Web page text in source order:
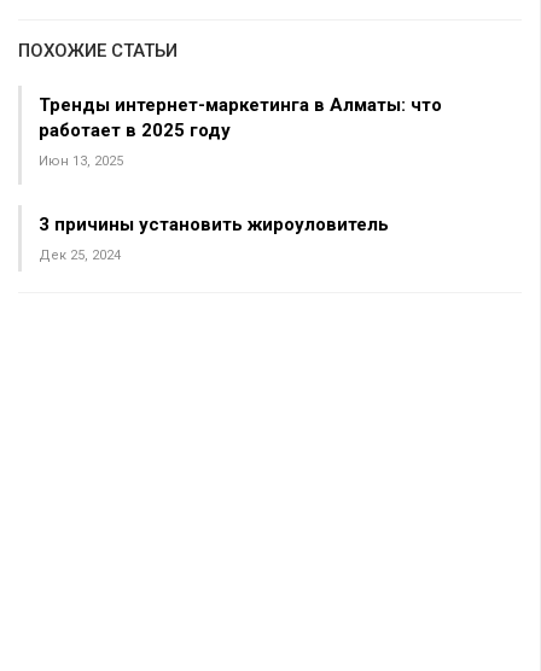
ПОХОЖИЕ СТАТЬИ
Тренды интернет-маркетинга в Алматы: что
работает в 2025 году
Июн 13, 2025
3 причины установить жироуловитель
Дек 25, 2024